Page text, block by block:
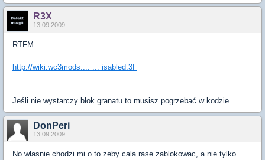
R3X
13.09.2009
RTFM
http://wiki.wc3mods.... ... isabled.3F
Jeśli nie wystarczy blok granatu to musisz pogrzebać w kodzie
DonPeri
13.09.2009
No wlasnie chodzi mi o to zeby cala rase zablokowac, a nie tylko